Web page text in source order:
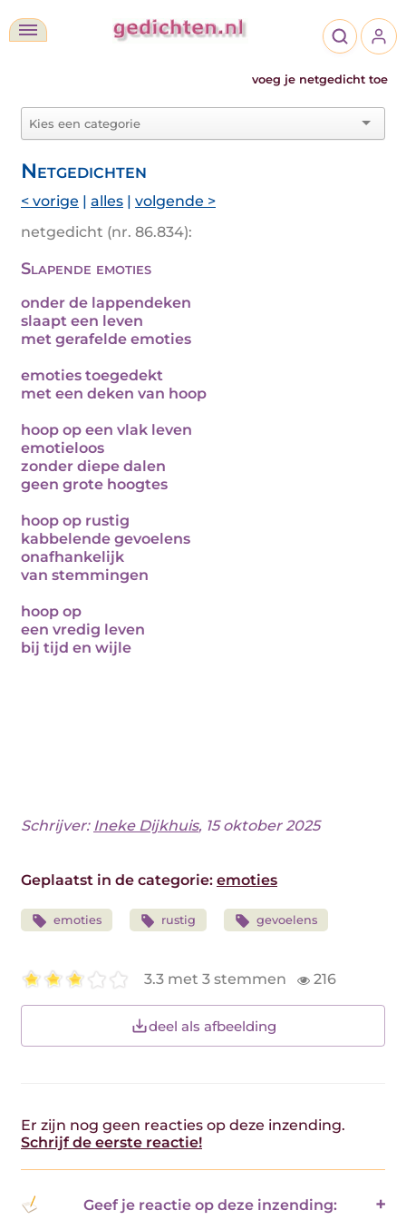
voeg je netgedicht toe
Netgedichten
< vorige | alles | volgende >
netgedicht (nr. 86.834):
Slapende emoties
onder de lappendeken
slaapt een leven
met gerafelde emoties
emoties toegedekt
met een deken van hoop
hoop op een vlak leven
emotieloos
zonder diepe dalen
geen grote hoogtes
hoop op rustig
kabbelende gevoelens
onafhankelijk
van stemmingen
hoop op
een vredig leven
bij tijd en wijle
Schrijver: Ineke Dijkhuis, 15 oktober 2025
Geplaatst in de categorie: emoties
emoties rustig gevoelens
3.3 met 3 stemmen 216
deel als afbeelding
Er zijn nog geen reacties op deze inzending.
Schrijf de eerste reactie!
Geef je reactie op deze inzending: